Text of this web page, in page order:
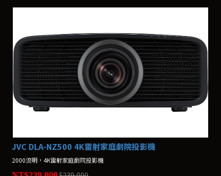
JVC DLA-NZ500 4K雷射家庭劇院投影機
2000流明，4K雷射家庭劇院投影機